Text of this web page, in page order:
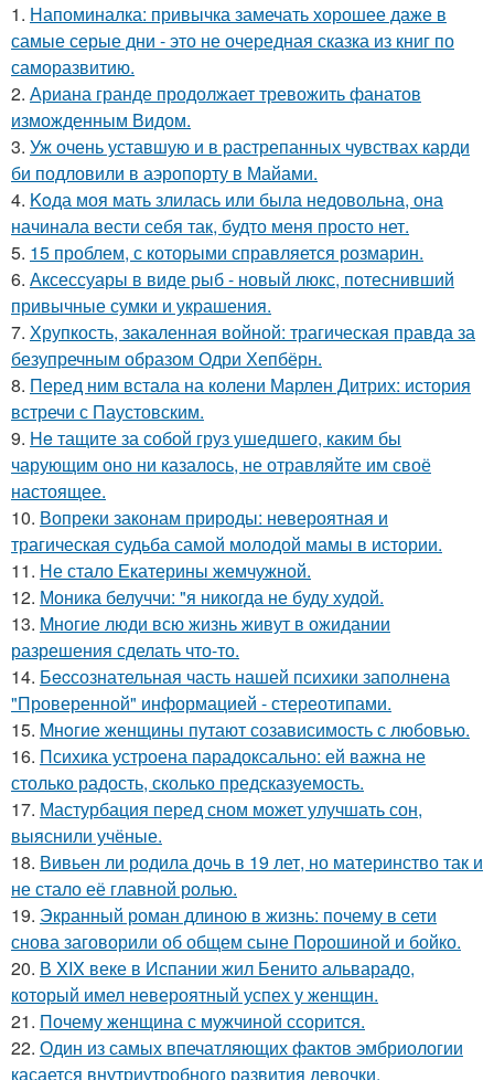
1. Напоминалка: привычка замечать хорошее даже в
самые серые дни - это не очередная сказка из книг по
саморазвитию.
2. Ариана гранде продолжает тревожить фанатов
изможденным Видом.
3. Уж очень уставшую и в растрепанных чувствах карди
би подловили в аэропорту в Майами.
4. Koда моя мать злилась или была недовольна, она
начинала вести себя так, будто меня просто нет.
5. 15 проблем, с которыми справляется розмарин.
6. Аксессуары в виде рыб - новый люкс, потеснивший
привычные сумки и украшения.
7. Хрупкость, закаленная войной: трагическая правда за
безупречным образом Одри Хепбёрн.
8. Перед ним встала на колени Марлен Дитрих: история
встречи с Паустовским.
9. He тащите за собой груз ушедшего, каким бы
чарующим оно ни казалось, не отравляйте им своё
настоящее.
10. Вопреки законам природы: невероятная и
трагическая судьба самой молодой мамы в истории.
11. Не стало Екатерины жемчужной.
12. Моника белуччи: "я никогда не буду худой.
13. Mногие люди всю жизнь живут в ожидании
разрешения сделать что-то.
14. Бecсознательная часть нашей психики заполнена
"Проверенной" информацией - стереотипами.
15. Mнoгие женщины путают созависимость с любовью.
16. Психика устроена парадоксально: ей важна не
столько радость, сколько предсказуемость.
17. Мастурбация перед сном может улучшать сон,
выяснили учёные.
18. Вивьен ли родила дочь в 19 лет, но материнство так и
не стало её главной ролью.
19. Экранный роман длиною в жизнь: почему в сети
снова заговорили об общем сыне Порошиной и бойко.
20. В XIX веке в Испании жил Бенито альварадо,
который имел невероятный успех у женщин.
21. Почему женщина с мужчиной ссорится.
22. Один из самых впечатляющих фактов эмбриологии
касается внутриутробного развития девочки.